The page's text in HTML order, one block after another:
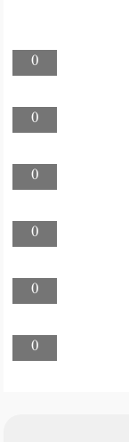
0
0
0
0
0
0